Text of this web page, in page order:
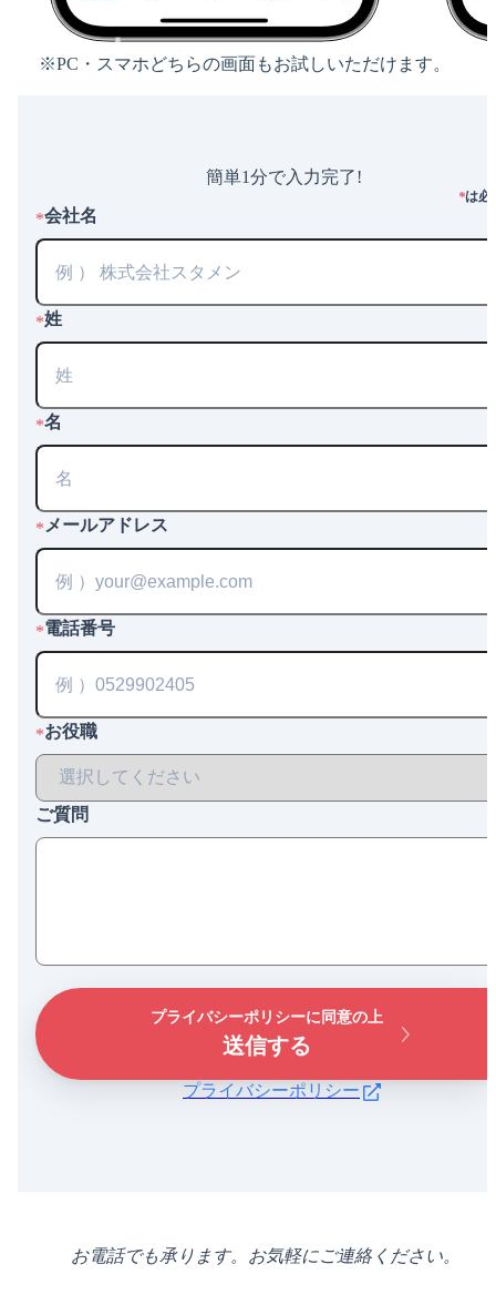
※PC・スマホどちらの画面もお試しいただけます。
簡単1分で入力完了!
*は必
*会社名
*姓
*名
* メールアドレス
*電話番号
*お役職
ご質問
プライバシーポリシーに同意の上
送信する
プライバシーポリシー
お電話でも承ります。お気軽にご連絡ください。